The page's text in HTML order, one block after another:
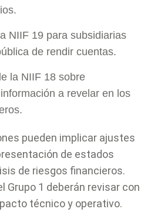
NIIF 19 para subsidiarias
de rendir cuentas.
la NIIF 18 sobre
a revelar en los
pueden implicar ajustes
de estados
de riesgos financieros.
Grupo 1 deberán revisar con
técnico y operativo.